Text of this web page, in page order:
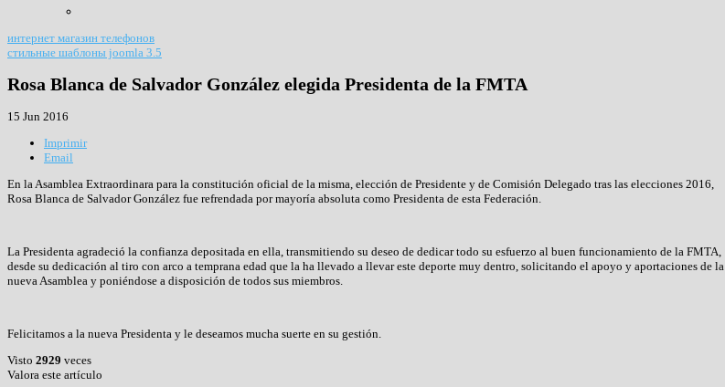
интернет магазин телефонов
стильные шаблоны joomla 3.5
Rosa Blanca de Salvador González elegida Presidenta de la FMTA
15 Jun 2016
Imprimir
Email
En la Asamblea Extraordinara para la constitución oficial de la misma, elección de Presidente y de Comisión Delegado tras las elecciones 2016,
Rosa Blanca de Salvador González fue refrendada por mayoría absoluta como Presidenta de esta Federación.
La Presidenta agradeció la confianza depositada en ella, transmitiendo su deseo de dedicar todo su esfuerzo al buen funcionamiento de la FMTA,
desde su dedicación al tiro con arco a temprana edad que la ha llevado a llevar este deporte muy dentro, solicitando el apoyo y aportaciones de la
nueva Asamblea y poniéndose a disposición de todos sus miembros.
Felicitamos a la nueva Presidenta y le deseamos mucha suerte en su gestión.
Visto 2929 veces
Valora este artículo